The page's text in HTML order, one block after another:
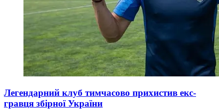
Легендарний клуб тимчасово прихистив екс-
гравця збірної України